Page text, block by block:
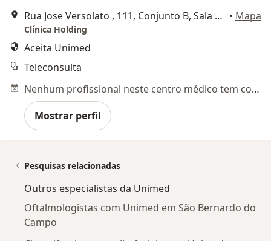
Rua Jose Versolato , 111, Conjunto B, Sala 3616, São Bernardo do Campo • Mapa
Clínica Holding
Aceita Unimed
Teleconsulta
Nenhum profissional neste centro médico tem consultas disponíveis
Mostrar perfil
Pesquisas relacionadas
Outros especialistas da Unimed
Oftalmologistas com Unimed em São Bernardo do
Campo